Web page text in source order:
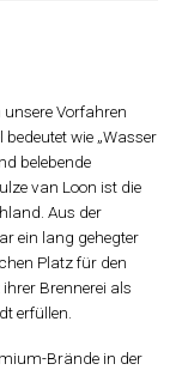
Vorfahren
wie „Wasser
belebende
van Loon ist die
Aus der
ein lang gehegter
Platz für den
Brennerei als
erfüllen.
Brände in der